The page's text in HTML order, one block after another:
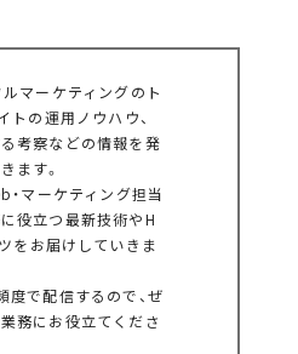
ルマーケティングのト
トの運用ノウハウ、
考察などの情報を発
ます。
・マーケティング担当
役立つ最新技術やH
をお届けしていきま
度で配信するので、ぜ
務にお役立てくださ